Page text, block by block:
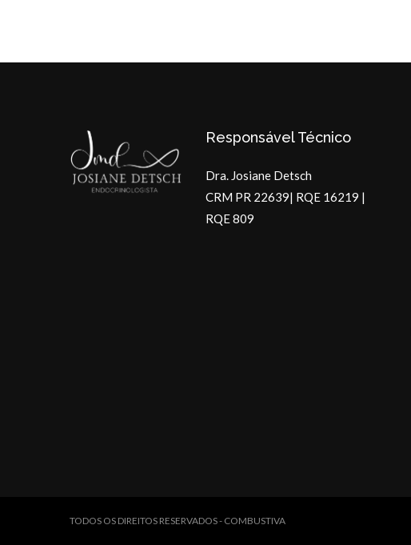
Responsável Técnico
Dra. Josiane Detsch
CRM PR 22639| RQE 16219 |
RQE 809
TODOS OS DIREITOS RESERVADOS - COMBUSTIVA